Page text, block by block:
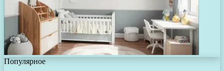
Популярное